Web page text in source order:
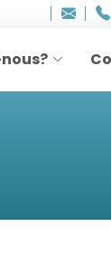
mail
info